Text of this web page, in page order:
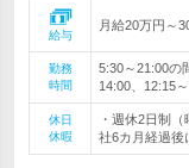
給与
月給20万円～
勤務
時間
5:30～21:00の
14:00、12:15
休日
休暇
・週休2日制
社6カ月経過後